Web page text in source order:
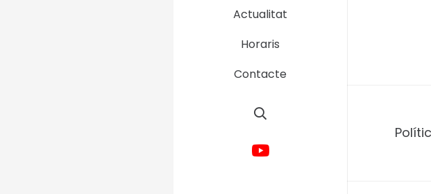
Actualitat
Horaris
Contacte